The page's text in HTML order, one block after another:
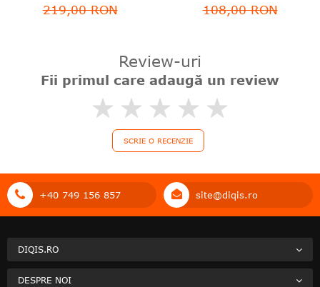
219,00 RON
108,00 RON
Review-uri
Fii primul care adaugă un review
SCRIE O RECENZIE
+40 749 156 857 site@diqis.ro
DIQIS.RO
DESPRE NOI